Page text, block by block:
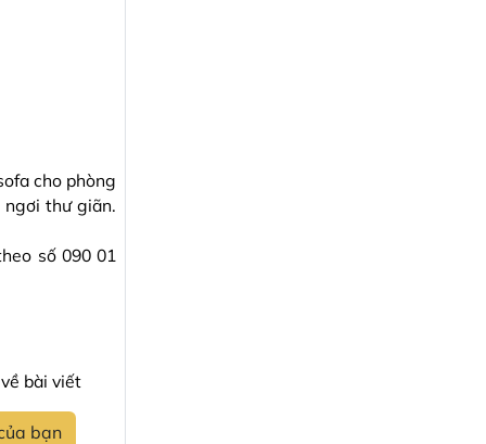
cho phòng
thư giãn.
số 090 01
bài viết
bạn